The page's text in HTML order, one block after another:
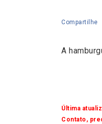
Compartilhe
A
Última
Contato,